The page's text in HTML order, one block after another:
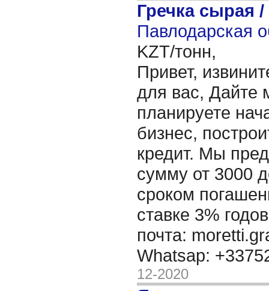
Гречка сырая /
Павлодарская
KZT/тонн,
Привет,
для вас, Дайте
планируете
бизнес,
кредит. Мы
сумму от 3000
сроком
ставке 3%
почта:
Whatsap:
12-2020